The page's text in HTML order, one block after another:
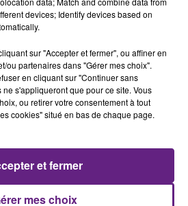
devant la préfecture,
une
à 6h30 par la rédaction
devices; Identify devices based on
sur "Accepter et fermer", ou affiner en
ou partenaires dans "Gérer mes choix".
en cliquant sur "Continuer sans
ne s'appliqueront que pour ce site. Vous
ou retirer votre consentement à tout
cookies" situé en bas de chaque page.
mes choix
et fermer